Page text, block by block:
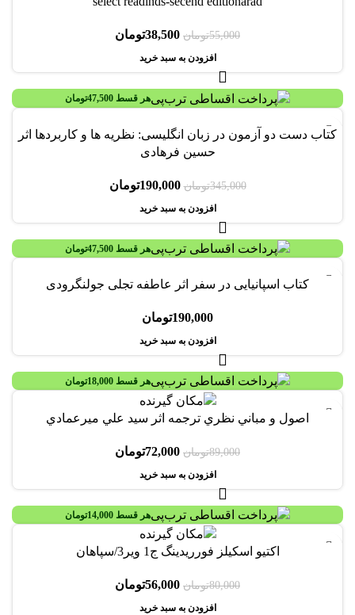
55,000تومان 38,500تومان
افزودن به سبد خرید
هر قسط 47,500تومان
کتاب دست دو آزمون در زبان انگلیسی: نظریه ها و کاربردها اثر
حسین فرهادی
345,000تومان 190,000تومان
افزودن به سبد خرید
هر قسط 47,500تومان
کتاب اسپانیایی در سفر اثر عاطفه تجلی جولنگرودی
190,000تومان
افزودن به سبد خرید
هر قسط 18,000تومان
اصول و مباني نظري ترجمه اثر سيد علي ميرعمادي
89,000تومان 72,000تومان
افزودن به سبد خرید
هر قسط 14,000تومان
اکتيو اسکيلز فورريدينگ ج1 وير3/سپاهان
80,000تومان 56,000تومان
افزودن به سبد خرید